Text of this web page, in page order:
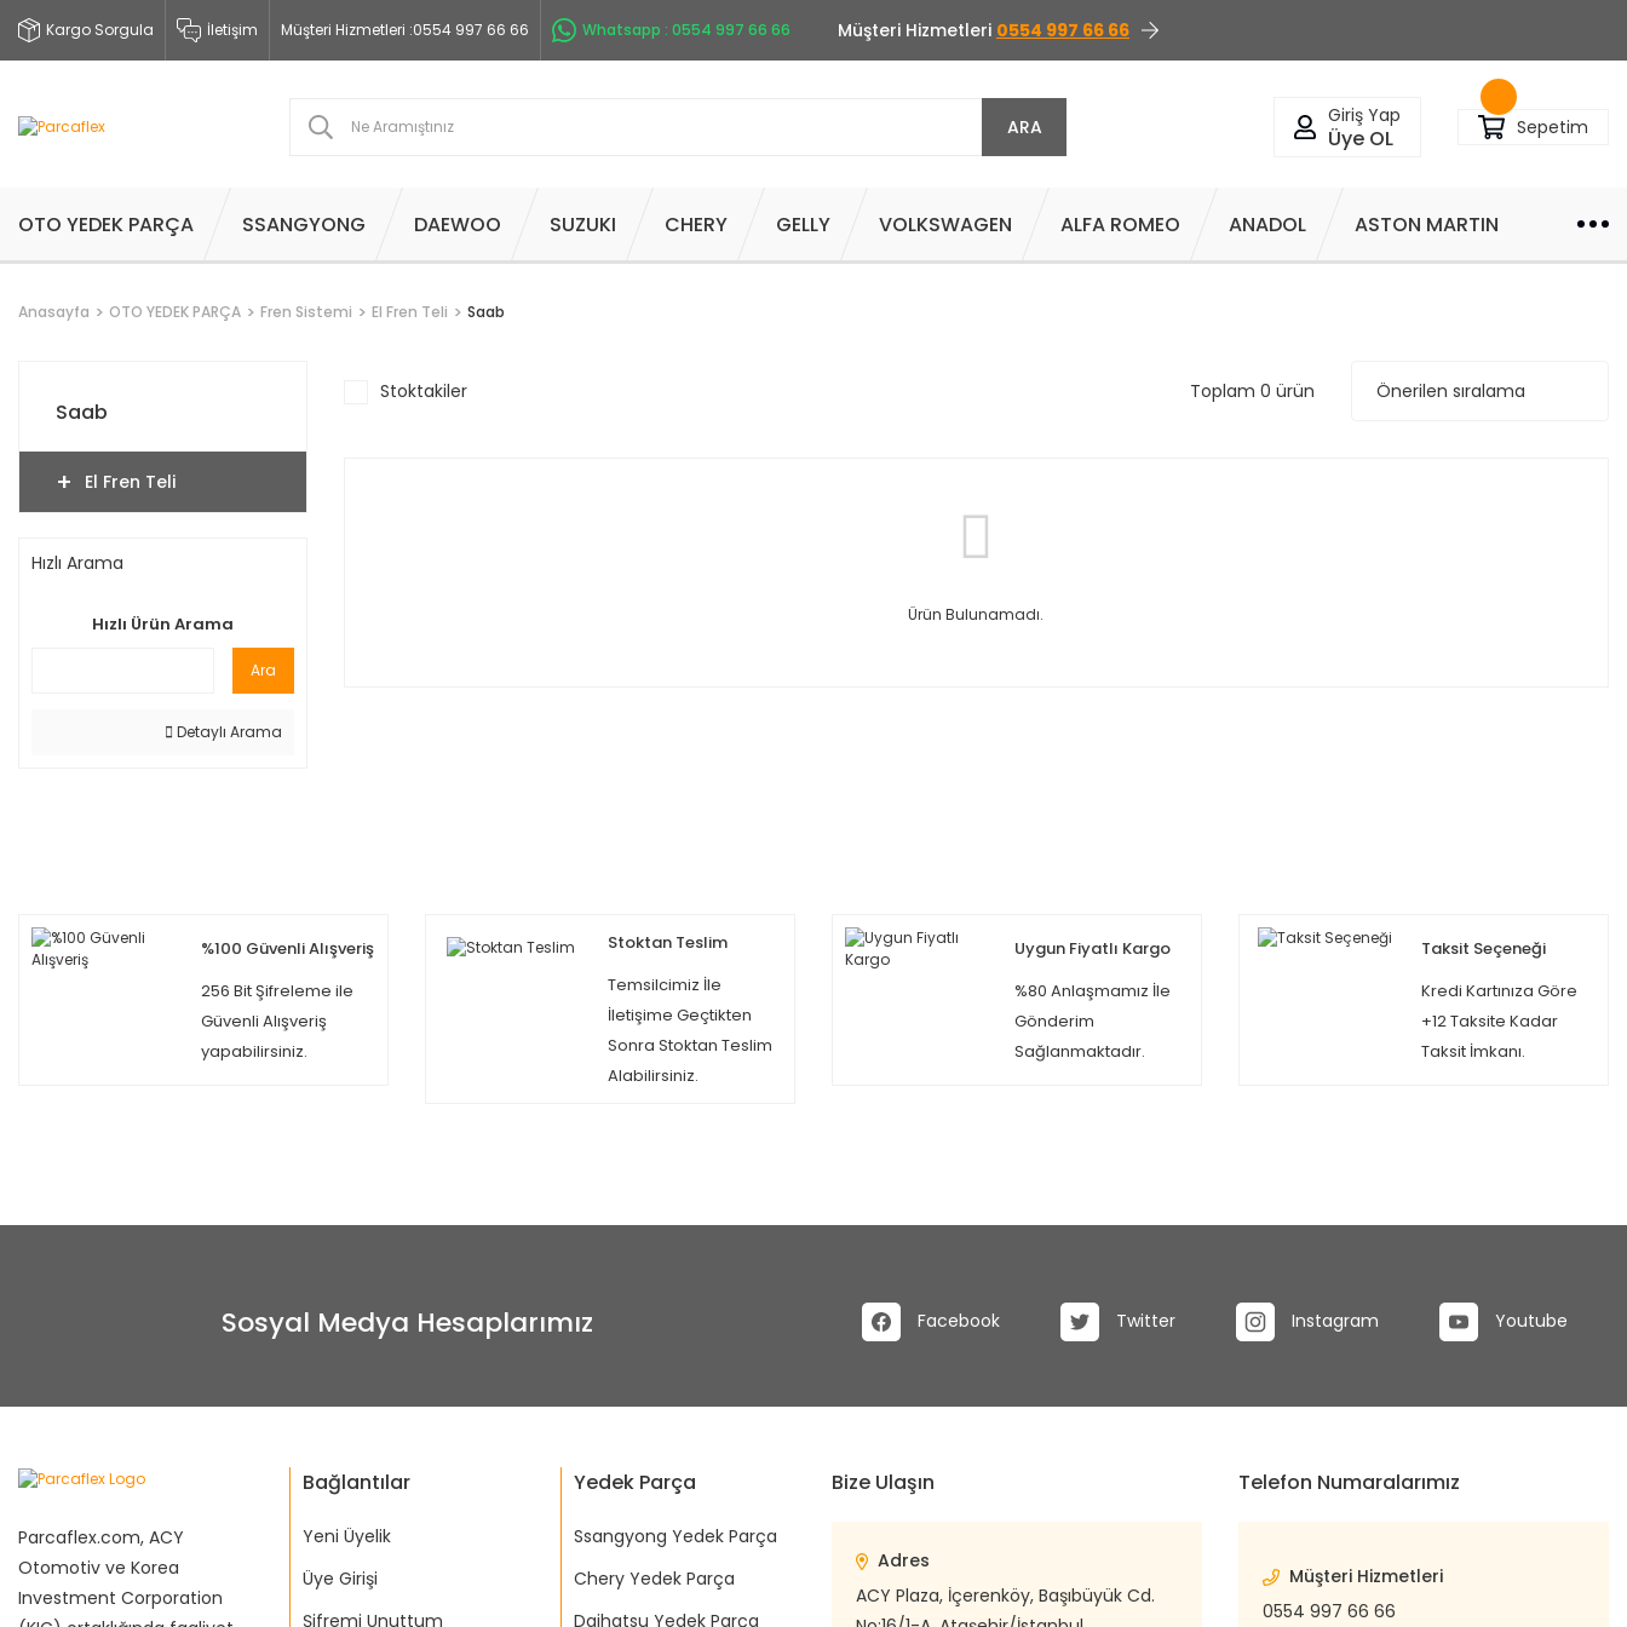
Kargo Sorgula İletişim Müşteri Hizmetleri :0554 997 66 66 Whatsapp : 0554 997 66 66 Müşteri Hizmetleri 0554 997 66 66
ARA Giriş Yap
Üye OL Sepetim
OTO YEDEK PARÇA SSANGYONG DAEWOO SUZUKI CHERY GELLY VOLKSWAGEN ALFA ROMEO ANADOL ASTON MARTIN
Anasayfa OTO YEDEK PARÇA Fren Sistemi El Fren Teli Saab
Saab
El Fren Teli
Hızlı Arama
Hızlı Ürün Arama
Ara
Detaylı Arama
Stoktakiler Toplam 0 ürün
Ürün Bulunamadı.
%100 Güvenli Alışveriş
256 Bit Şifreleme ile
Güvenli Alışveriş
yapabilirsiniz.
Stoktan Teslim
Temsilcimiz İle
İletişime Geçtikten
Sonra Stoktan Teslim
Alabilirsiniz.
Uygun Fiyatlı Kargo
%80 Anlaşmamız İle
Gönderim
Sağlanmaktadır.
Taksit Seçeneği
Kredi Kartınıza Göre
+12 Taksite Kadar
Taksit İmkanı.
Sosyal Medya Hesaplarımız Facebook Twitter Instagram Youtube
Parcaflex.com, ACY
Otomotiv ve Korea
Investment Corporation
Bağlantılar
Yeni Üyelik
Üye Girişi
Şifremi Unuttum
Yedek Parça
Ssangyong Yedek Parça
Chery Yedek Parça
Daihatsu Yedek Parça
Bize Ulaşın
Adres
ACY Plaza, İçerenköy, Başıbüyük Cd.
Telefon Numaralarımız
Müşteri Hizmetleri
0554 997 66 66